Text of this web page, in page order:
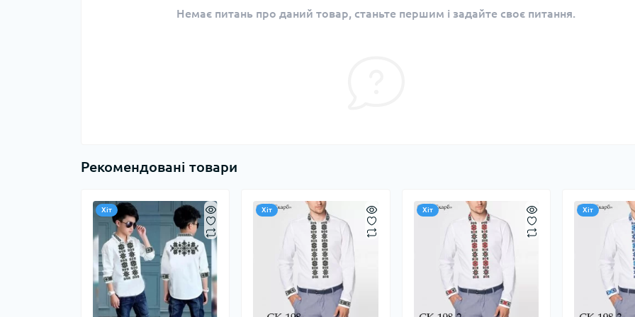
Немає питань про даний товар, станьте першим і задайте своє питання.
Рекомендовані товари
Хіт Хіт Хіт Хіт